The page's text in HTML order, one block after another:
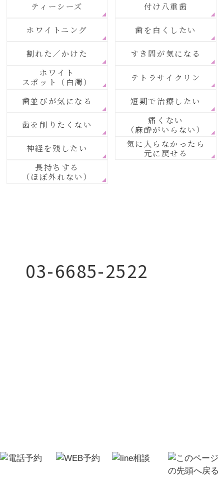
ティーシーズ 付け八重歯
ホワイトニング 歯を白くしたい
割れた／かけた
すき間が気になる
ホワイト
スポット（白濁）
テトラサイクリン
歯並びが気になる 短期で治療したい
歯を削りたくない
痛くない
（麻酔がいらない）
神経を残したい
気に入らなかったら
元に戻せる
長持ちする
（ほぼ外れない）
03-6685-2522